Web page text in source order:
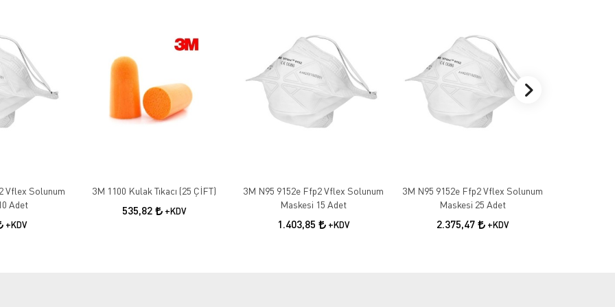
Vflex Solunum
Adet
+KDV
3M 1100 Kulak Tıkacı (25 ÇİFT)
535,82 +KDV
3M N95 9152e Ffp2 Vflex Solunum
Maskesi 15 Adet
1.403,85 +KDV
3M N95 9152e Ffp2 Vflex Solunum
Maskesi 25 Adet
2.375,47 +KDV